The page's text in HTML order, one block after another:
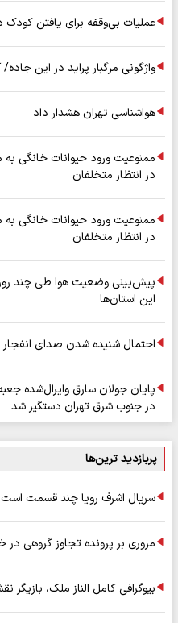
عملیات بی‌وقفه برای یافتن کودک
واژگونی مرگبار پراید در این
هواشناسی تهران هشدار داد
ممنوعیت ورود حیوانات خانگی
در انتظار متخلفان
ممنوعیت ورود حیوانات خانگی
در انتظار متخلفان
پیش‌بینی وضعیت هوا طی چند روز
این استان‌ها
احتمال شنیده شدن صدای انفجار
در جنوب شرق تهران دستگیر شد
پربازدید ترین‌ها
سریال اشرف رویا چند قسمت
مروری بر پرونده تجاوز گروهی در
بیوگرافی کامل الناز ملک، بازیگر